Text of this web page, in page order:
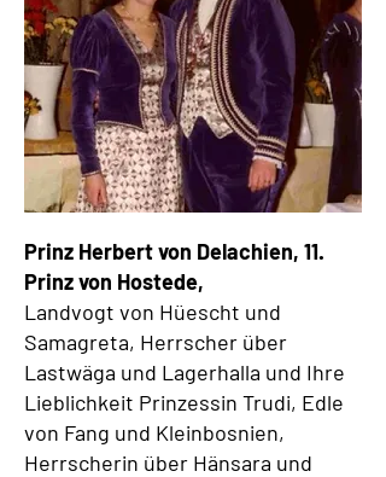
Prinz Herbert von Delachien, 11.
Prinz von Hostede,
Landvogt von Hüescht und
Samagreta, Herrscher über
Lastwäga und Lagerhalla und Ihre
Lieblichkeit Prinzessin Trudi, Edle
von Fang und Kleinbosnien,
Herrscherin über Hänsara und